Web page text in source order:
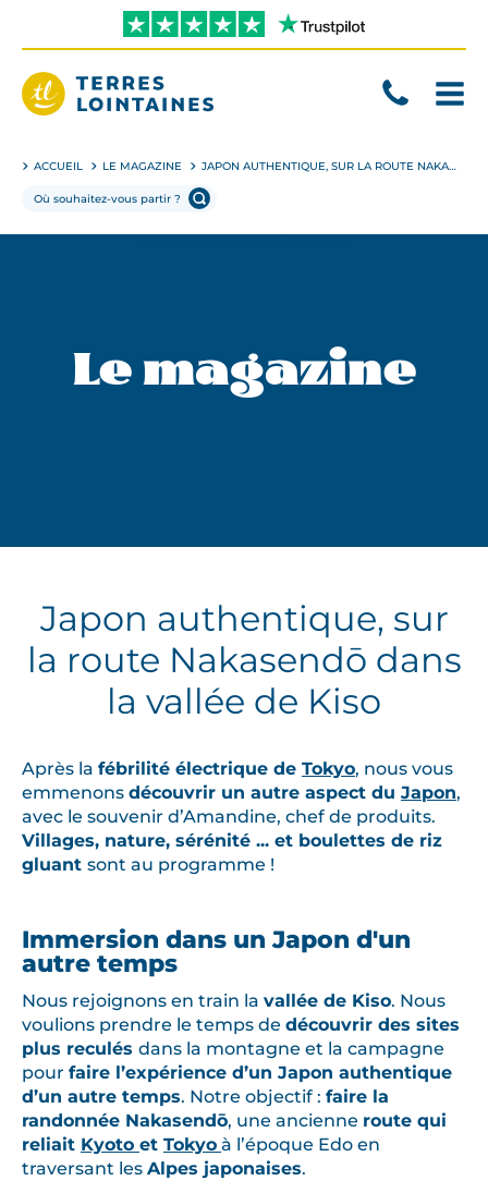
directement
contenu
ACCUEIL LE MAGAZINE JAPON AUTHENTIQUE, SUR LA ROUTE NAKASENDŌ DANS LA VALLÉE DE KISO
Le magazine
Japon authentique, sur
la route Nakasendō dans
la vallée de Kiso
Après la fébrilité électrique de Tokyo, nous vous
emmenons découvrir un autre aspect du Japon,
avec le souvenir d’Amandine, chef de produits.
Villages, nature, sérénité ... et boulettes de riz
gluant sont au programme !
Immersion dans un Japon d'un
autre temps
Nous rejoignons en train la vallée de Kiso. Nous
voulions prendre le temps de découvrir des sites
plus reculés dans la montagne et la campagne
pour faire l’expérience d’un Japon authentique
d’un autre temps. Notre objectif : faire la
randonnée Nakasendō, une ancienne route qui
reliait Kyoto et Tokyo à l’époque Edo en
traversant les Alpes japonaises.